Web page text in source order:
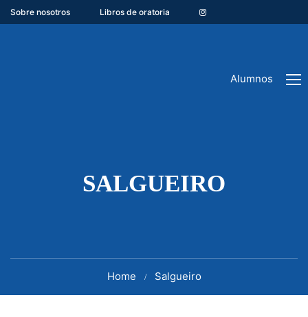
Sobre nosotros Libros de oratoria
Alumnos
SALGUEIRO
Home Salgueiro